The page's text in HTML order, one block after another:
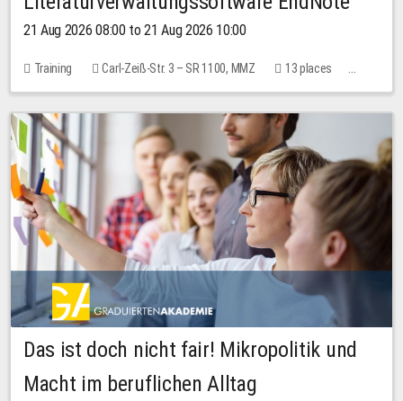
21 Aug 2026 08:00 to 21 Aug 2026 10:00
Training Carl-Zeiß-Str. 3 – SR 1100, MMZ
13 places
10.00 EUR
Das ist doch nicht fair! Mikropolitik und
Macht im beruflichen Alltag